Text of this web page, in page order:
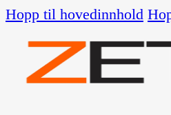
Hopp til hovedinnhold